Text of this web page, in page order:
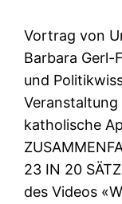
Vortrag von
Barbara Gerl-
und
katholische
23 IN 20
des Videos